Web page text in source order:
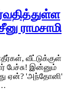
ராமசாமி
வீட்டுக்குள்
பேச்சு! இன்னும்
ஏன்? 'அந்தோனி'